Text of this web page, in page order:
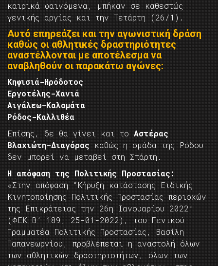
καιρικά φαινόμενα, μπήκαν σε καθεστώς
γενικής αργίας και την Τετάρτη (26/1).
Αυτό επηρεάζει και την αγωνιστική δράση
καθώς οι αθλητικές δραστηριότητες
αναστέλλονται με αποτέλεσμα να
αναβληθούν οι παρακάτω αγώνες:
Κηφισιά-Ηρόδοτος
Εργοτέλης-Χανιά
Αιγάλεω-Καλαμάτα
Ρόδος-Καλλιθέα
Επίσης, δε θα γίνει και το Αστέρας
Βλαχιώτη-Διαγόρας καθώς η ομάδα της Ρόδου
δεν μπορεί να μεταβεί στη Σπάρτη.
Η απόφαση της Πολιτικής Προστασίας:
«Στην απόφαση “Κήρυξη κατάστασης Ειδικής
Κινητοποίησης Πολιτικής Προστασίας περιοχών
της Επικράτειας την 26η Ιανουαρίου 2022”
(ΦΕΚ Β’ 189, 25-01-2022), του Γενικού
Γραμματέα Πολιτικής Προστασίας, Βασίλη
Παπαγεωργίου, προβλέπεται η αναστολή όλων
των αθλητικών δραστηριοτήτων, όλων των